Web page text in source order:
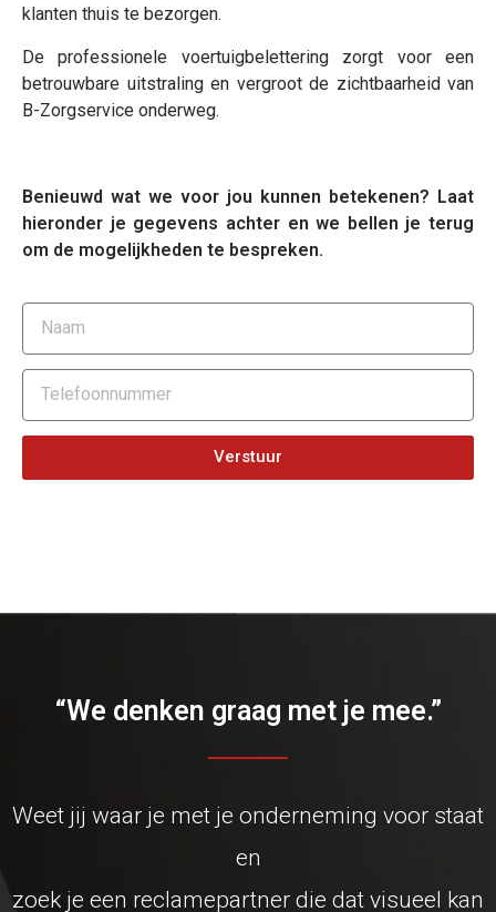
klanten thuis te bezorgen.
De professionele voertuigbelettering zorgt voor een
betrouwbare uitstraling en vergroot de zichtbaarheid van
B-Zorgservice onderweg.
Benieuwd wat we voor jou kunnen betekenen? Laat
hieronder je gegevens achter en we bellen je terug
om de mogelijkheden te bespreken.
Verstuur
“We denken graag met je mee.”
Weet jij waar je met je onderneming voor staat
en
zoek je een reclamepartner die dat visueel kan